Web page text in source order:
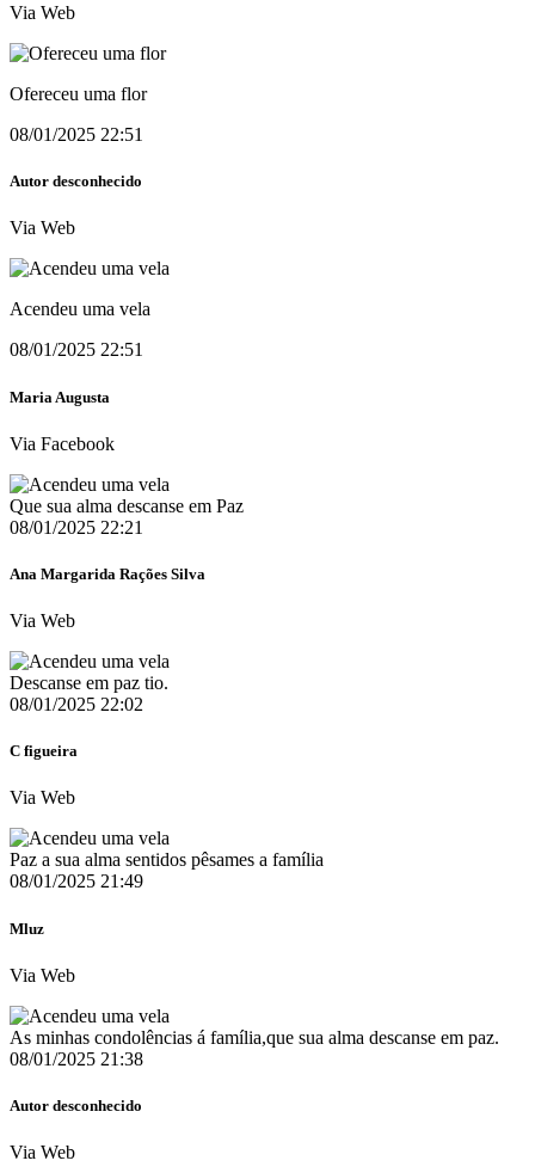
Via Web
Ofereceu uma flor
08/01/2025 22:51
Autor desconhecido
Via Web
Acendeu uma vela
08/01/2025 22:51
Maria Augusta
Via Facebook
Que sua alma descanse em Paz
08/01/2025 22:21
Ana Margarida Rações Silva
Via Web
Descanse em paz tio.
08/01/2025 22:02
C figueira
Via Web
Paz a sua alma sentidos pêsames a família
08/01/2025 21:49
Mluz
Via Web
As minhas condolências á família,que sua alma descanse em paz.
08/01/2025 21:38
Autor desconhecido
Via Web